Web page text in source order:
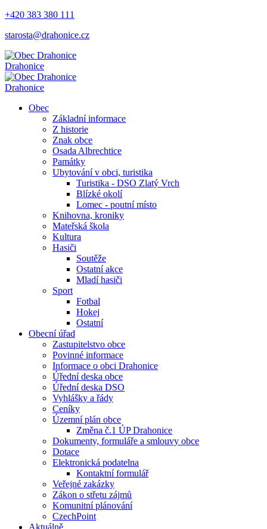
+420 383 380 111
starosta@drahonice.cz
Drahonice
Drahonice
Obec
Základní informace
Z historie
Znak obce
Osada Albrechtice
Památky
Ubytování v obci, turistika
Turistika - DSO Zlatý Vrch
Blízké okolí
Lomec - poutní místo
Knihovna, kroniky
Mateřská škola
Kultura
Hasiči
Soutěže
Ostatní akce
Mladí hasiči
Sport
Fotbal
Hokej
Ostatní
Obecní úřad
Zastupitelstvo obce
Povinné informace
Informace o obci Drahonice
Úřední deska obce
Úřední deska DSO
Vyhlášky a řády
Ceníky
Územní plán obce
Změna č.1 ÚP Drahonice
Dokumenty, formuláře a smlouvy obce
Dotace
Elektronická podatelna
Kontaktní formulář
Veřejné zakázky
Zákon o střetu zájmů
Komunitní plánování
CzechPoint
Aktuálně